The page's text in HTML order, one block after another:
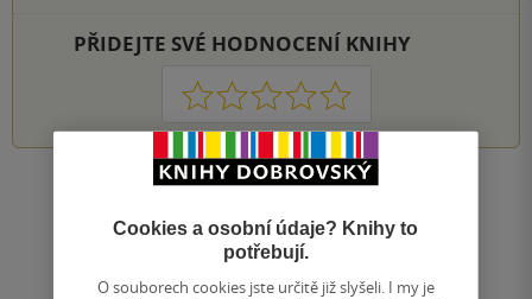
PŘIDEJTE SVÉ HODNOCENÍ KNIHY
1 2 3 4 5
Zobrazeno 20 z 20
1
na
/ 1
Cookies a osobní údaje? Knihy to
potřebují.
O souborech cookies jste určitě již slyšeli. I my je